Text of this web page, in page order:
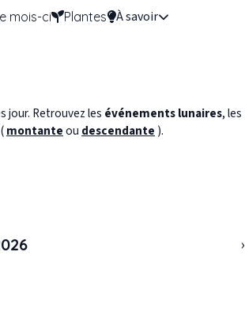
mois-ci Plantes À savoir
jour. Retrouvez les événements lunaires, les
montanteou descendante ).
›